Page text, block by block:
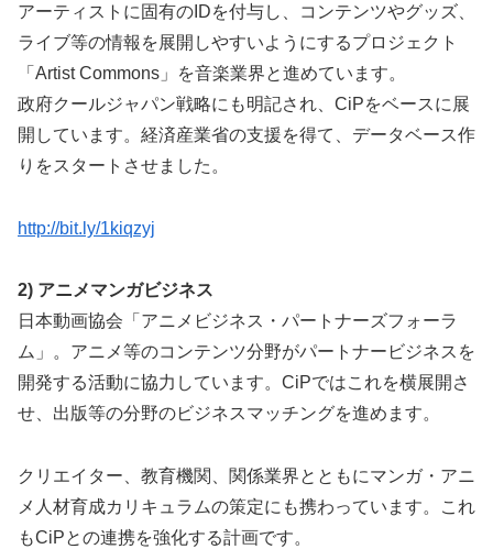
アーティストに固有のIDを付与し、コンテンツやグッズ、
ライブ等の情報を展開しやすいようにするプロジェクト
「Artist Commons」を音楽業界と進めています。
政府クールジャパン戦略にも明記され、CiPをベースに展
開しています。経済産業省の支援を得て、データベース作
りをスタートさせました。
http://bit.ly/1kiqzyj
2) アニメマンガビジネス
日本動画協会「アニメビジネス・パートナーズフォーラ
ム」。アニメ等のコンテンツ分野がパートナービジネスを
開発する活動に協力しています。CiPではこれを横展開さ
せ、出版等の分野のビジネスマッチングを進めます。
クリエイター、教育機関、関係業界とともにマンガ・アニ
メ人材育成カリキュラムの策定にも携わっています。これ
もCiPとの連携を強化する計画です。